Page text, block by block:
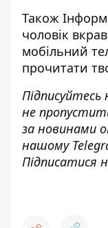
Також
чоловік
мобільний
прочитати
не
за новинами
нашому
Підписатися